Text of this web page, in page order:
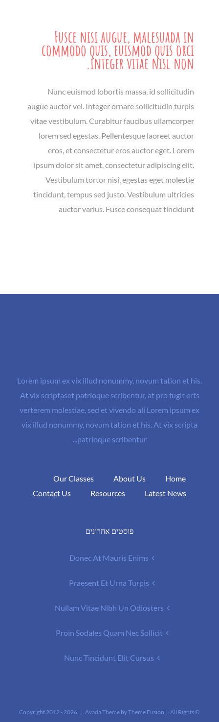
Fusce nisi augue, malesuada in
commodo quis, euismod quis orci
integer vitae nisl non.
Nunc euismod lobortis massa, id sollicitudin
augue auctor vel. Integer ornare sollicitudin turpis
vitae vestibulum. Curabitur faucibus ullamcorper
lorem sed egestas. Pellentesque laoreet auctor
eros, et consectetur eros auctor eget. Lorem
ipsum dolor sit amet, consectetur adipiscing elit.
Vestibulum tortor nisi, egestas eget molestie
tincidunt, tempus sed justo. Vestibulum ultricies
auctor varius. Fusce consequat tincidunt
Lorem ipsum ex vix illud nonummy, novum tation et his.
At vix scriptaset patrioque scribentur, at pro fugit erts
verterem molestiae, sed et vivendo ali Lorem ipsum ex
vix illud nonummy, novum tation et his. At vix scripta
patrioque scribentur...
Home
About Us
Our Classes
Latest News
Resources
Contact Us
פוסטים אחרונים
Donec At Mauris Enims
Praesent Et Urna Turpis
Nullam Vitae Nibh Un Odiosters
Proin Sodales Quam Nec Sollicit
Nunc Tincidunt Elit Cursus
© Copyright 2012 -
2026 | Avada Theme byTheme Fusion | All Rights